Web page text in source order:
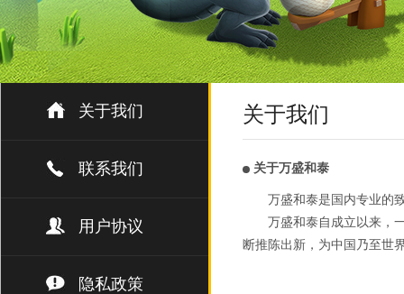
关于我们
联系我们
用户协议
隐私政策
关于我们
关于万盛和泰
万盛和泰是国内专业的
万盛和泰自成立以来，
断推陈出新，为中国乃至世